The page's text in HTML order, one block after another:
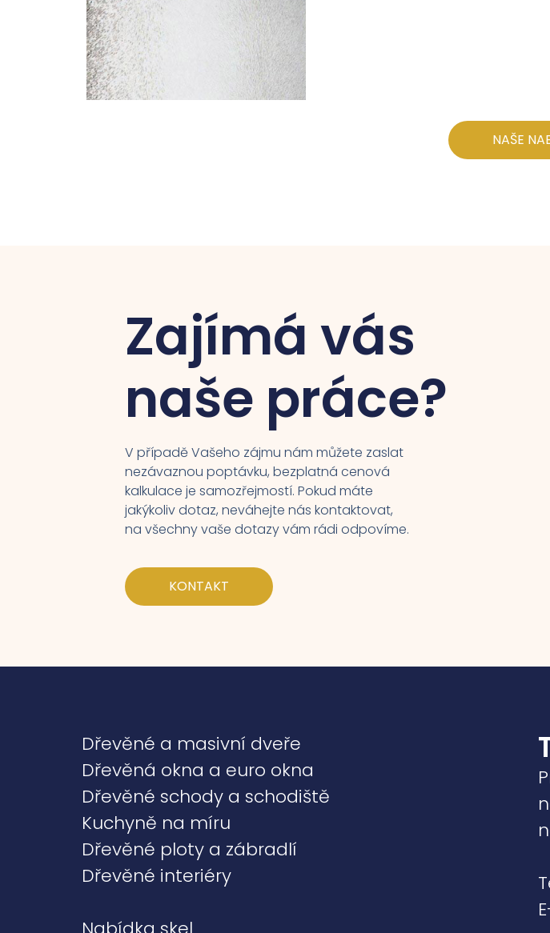
NAŠE
Zajímá vás
naše práce?
V případě Vašeho zájmu nám můžete zaslat
nezávaznou poptávku, bezplatná cenová
kalkulace je samozřejmostí. Pokud máte
jakýkoliv dotaz, neváhejte nás kontaktovat,
na všechny vaše dotazy vám rádi odpovíme.
KONTAKT
Dřevěné a masivní dveře
Dřevěná okna a euro okna
Dřevěné schody a schodiště
Kuchyně na míru
Dřevěné ploty a zábradlí
Dřevěné interiéry